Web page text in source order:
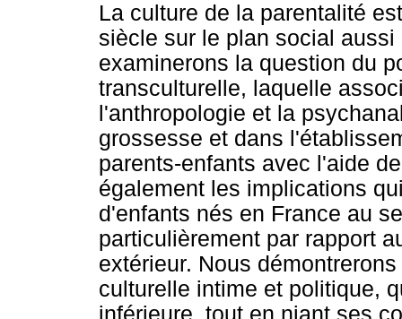
La culture de la parentalité
siècle sur le plan social
examinerons la question du
transculturelle, laquelle
l'anthropologie et la
grossesse et dans
parents-enfants avec l'aide
également les implications
d'enfants nés en France au
particulièrement par rapport
extérieur. Nous
culturelle intime et politique,